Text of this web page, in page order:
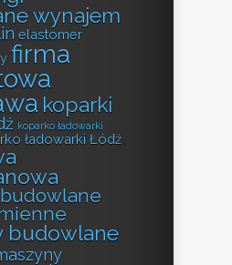
wynajem
elastomer
firma
koparki
koparko ładowarki
ładowarki Łódź
budowlane